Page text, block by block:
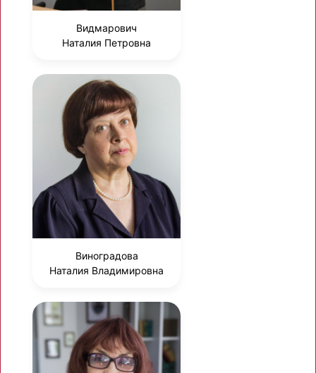
Видмарович
Наталия Петровна
Виноградова
Наталия Владимировна